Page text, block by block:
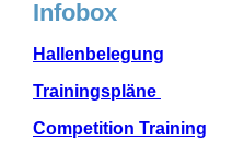
Infobox
Hallenbelegung
Trainingspläne
Competition Training